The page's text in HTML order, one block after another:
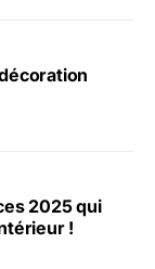
2025 qui
!